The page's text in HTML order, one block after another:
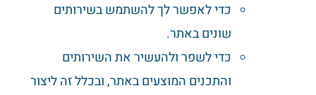
כדי לאפשר לך להשתמש בשירותים
שונים באתר.
כדי לשפר ולהעשיר את השירותים
והתכנים המוצעים באתר, ובכלל זה ליצור